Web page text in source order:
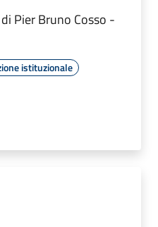
Pier Bruno Cosso -
istituzionale